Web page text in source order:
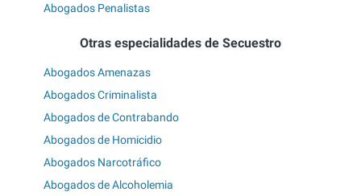
Abogados Penalistas
Otras especialidades de Secuestro
Abogados Amenazas
Abogados Criminalista
Abogados de Contrabando
Abogados de Homicidio
Abogados Narcotráfico
Abogados de Alcoholemia